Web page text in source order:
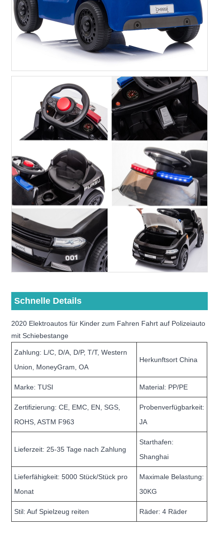
Schnelle Details
2020 Elektroautos für Kinder zum Fahren Fahrt auf Polizeiauto
mit Schiebestange
Zahlung: L/C, D/A, D/P, T/T, Western
Union, MoneyGram, OA
Herkunftsort China
Marke: TUSI Material: PP/PE
Zertifizierung: CE, EMC, EN, SGS,
ROHS, ASTM F963
Probenverfügbarkeit:
JA
Lieferzeit: 25-35 Tage nach Zahlung
Starthafen:
Shanghai
Lieferfähigkeit: 5000 Stück/Stück pro
Monat
Maximale Belastung:
30KG
Stil: Auf Spielzeug reiten Räder: 4 Räder